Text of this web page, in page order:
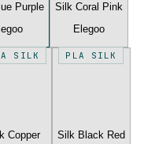
Purple
Silk Coral Pink
Elegoo
SILK
Copper
PLA SILK
Silk Black Red